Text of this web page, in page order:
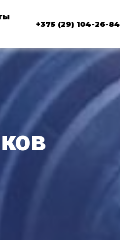
+375 (29) 104-26-84